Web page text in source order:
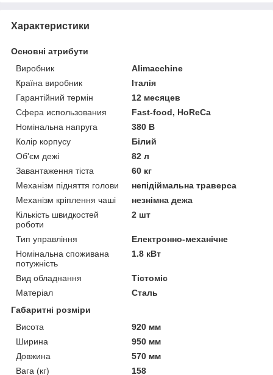
Характеристики
Основні атрибути
Виробник
Alimacchine
Країна виробник
Італія
Гарантійний термін
12 месяцев
Сфера использования
Fast-food, HoReCa
Номінальна напруга
380 В
Колір корпусу
Білий
Об'єм дежі
82 л
Завантаження тіста
60 кг
Механізм підняття голови
непідіймальна траверса
Механізм кріплення чаші
незнімна дежа
Кількість швидкостей
роботи
2 шт
Тип управління
Електронно-механічне
Номінальна споживана
потужність
1.8 кВт
Вид обладнання
Тістоміс
Матеріал
Сталь
Габаритні розміри
Висота
920 мм
Ширина
950 мм
Довжина
570 мм
Вага (кг)
158